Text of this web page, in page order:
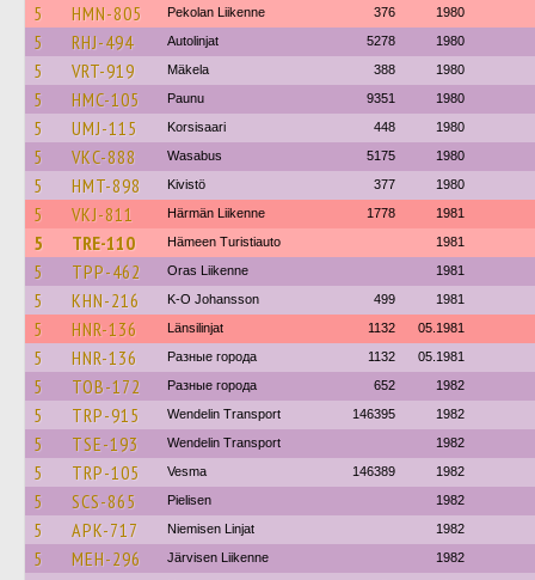
5 HMN-805 Pekolan Liikenne 376 1980
5 RHJ-494 Autolinjat 5278 1980
5 VRT-919 Mäkela 388 1980
5 HMC-105 Paunu 9351 1980
5 UMJ-115 Korsisaari 448 1980
5 VKC-888 Wasabus 5175 1980
5 HMT-898 Kivistö 377 1980
5 VKJ-811 Härmän Liikenne 1778 1981
5 TRE-110 Hämeen Turistiauto 1981
5 TPP-462 Oras Liikenne 1981
5 KHN-216 K-O Johansson 499 1981
5 HNR-136 Länsilinjat 1132 05.1981
5 HNR-136 Разные города 1132 05.1981
5 TOB-172 Разные города 652 1982
5 TRP-915 Wendelin Transport 146395 1982
5 TSE-193 Wendelin Transport 1982
5 TRP-105 Vesma 146389 1982
5 SCS-865 Pielisen 1982
5 APK-717 Niemisen Linjat 1982
5 MEH-296 Järvisen Liikenne 1982